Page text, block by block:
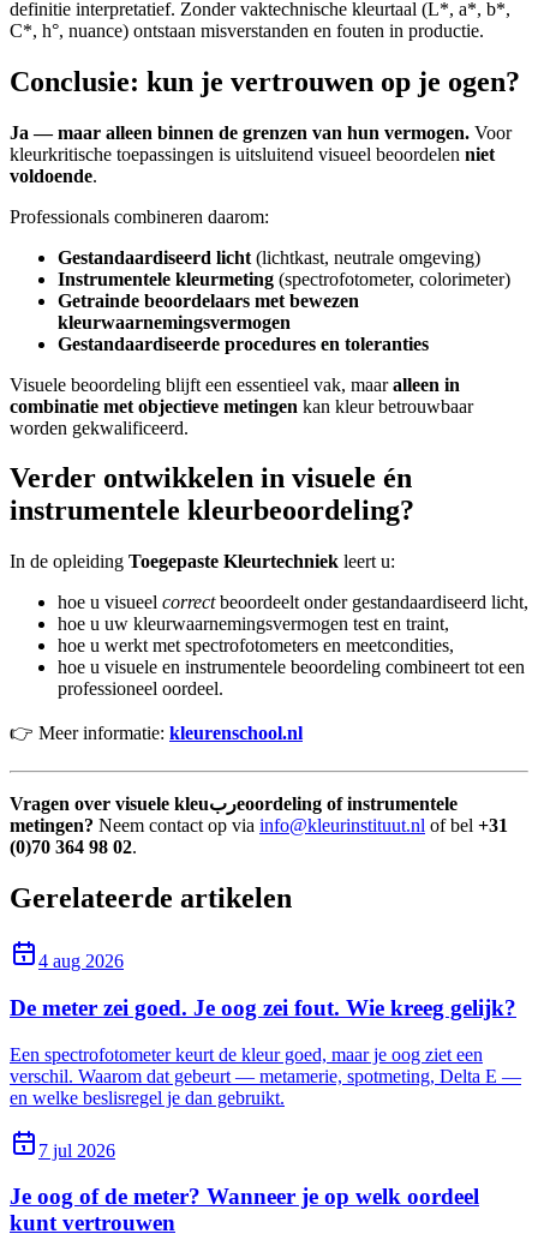
definitie interpretatief. Zonder vaktechnische kleurtaal (L*, a*, b*,
C*, h°, nuance) ontstaan misverstanden en fouten in productie.
Conclusie: kun je vertrouwen op je ogen?
Ja — maar alleen binnen de grenzen van hun vermogen. Voor
kleurkritische toepassingen is uitsluitend visueel beoordelen niet
voldoende.
Professionals combineren daarom:
Gestandaardiseerd licht (lichtkast, neutrale omgeving)
Instrumentele kleurmeting (spectrofotometer, colorimeter)
Getrainde beoordelaars met bewezen
kleurwaarnemingsvermogen
Gestandaardiseerde procedures en toleranties
Visuele beoordeling blijft een essentieel vak, maaralleen in
combinatie met objectieve metingen kan kleur betrouwbaar
worden gekwalificeerd.
Verder ontwikkelen in visuele én
instrumentele kleurbeoordeling?
In de opleiding Toegepaste Kleurtechniek leert u:
hoe u visueel correctbeoordeelt onder gestandaardiseerd licht,
hoe u uw kleurwaarnemingsvermogen test en traint,
hoe u werkt met spectrofotometers en meetcondities,
hoe u visuele en instrumentele beoordeling combineert tot een
professioneel oordeel.
👉 Meer informatie: kleurenschool.nl
Vragen over visuele kleuربeoordeling of instrumentele
metingen? Neem contact op via info@kleurinstituut.nl of bel +31
(0)70 364 98 02.
Gerelateerde artikelen
4 aug 2026
De meter zei goed. Je oog zei fout. Wie kreeg gelijk?
Een spectrofotometer keurt de kleur goed, maar je oog ziet een
verschil. Waarom dat gebeurt — metamerie, spotmeting, Delta E —
en welke beslisregel je dan gebruikt.
7 jul 2026
Je oog of de meter? Wanneer je op welk oordeel
kunt vertrouwen